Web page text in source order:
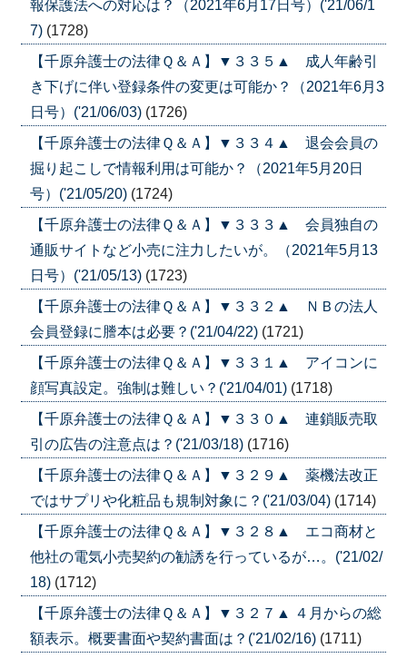
報保護法への対応は？（2021年6月17日号）('21/06/1
7) (1728)
【千原弁護士の法律Ｑ＆Ａ】▼３３５▲ 成人年齢引
き下げに伴い登録条件の変更は可能か？（2021年6月3
日号）('21/06/03) (1726)
【千原弁護士の法律Ｑ＆Ａ】▼３３４▲ 退会会員の
掘り起こしで情報利用は可能か？（2021年5月20日
号）('21/05/20) (1724)
【千原弁護士の法律Ｑ＆Ａ】▼３３３▲ 会員独自の
通販サイトなど小売に注力したいが。（2021年5月13
日号）('21/05/13) (1723)
【千原弁護士の法律Ｑ＆Ａ】▼３３２▲ ＮＢの法人
会員登録に謄本は必要？('21/04/22) (1721)
【千原弁護士の法律Ｑ＆Ａ】▼３３１▲ アイコンに
顔写真設定。強制は難しい？('21/04/01) (1718)
【千原弁護士の法律Ｑ＆Ａ】▼３３０▲ 連鎖販売取
引の広告の注意点は？('21/03/18) (1716)
【千原弁護士の法律Ｑ＆Ａ】▼３２９▲ 薬機法改正
ではサプリや化粧品も規制対象に？('21/03/04) (1714)
【千原弁護士の法律Ｑ＆Ａ】▼３２８▲ エコ商材と
他社の電気小売契約の勧誘を行っているが…。('21/02/
18) (1712)
【千原弁護士の法律Ｑ＆Ａ】▼３２７▲ ４月からの総
額表示。概要書面や契約書面は？('21/02/16) (1711)